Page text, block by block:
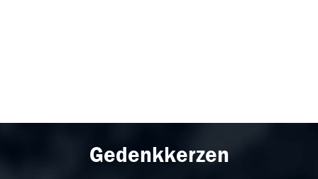
Gedenkkerzen